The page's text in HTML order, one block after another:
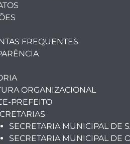
FREQUENTES
ORGANIZACIONAL
PREFEITO
SECRETARIA MUNICIPAL DE
SECRETARIA MUNICIPAL DE